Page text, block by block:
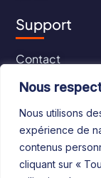
Nous
Nous utilisons
expérience de
contenus
cliquant sur «
Support
Contact
CGU
CGV